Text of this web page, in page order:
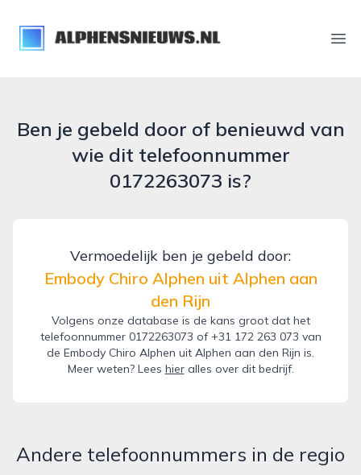
alphensnieuws.nl
Ben je gebeld door of benieuwd van
wie dit telefoonnummer
0172263073 is?
Vermoedelijk ben je gebeld door:
Embody Chiro Alphen uit Alphen aan
den Rijn
Volgens onze database is de kans groot dat het
telefoonnummer 0172263073 of +31 172 263 073 van
de Embody Chiro Alphen uit Alphen aan den Rijn is.
Meer weten? Lees hieralles over dit bedrijf.
Andere telefoonnummers in de regio